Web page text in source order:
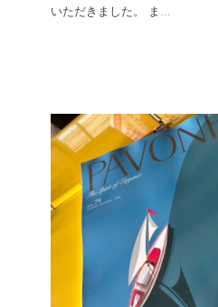
いただきました。 ま ...